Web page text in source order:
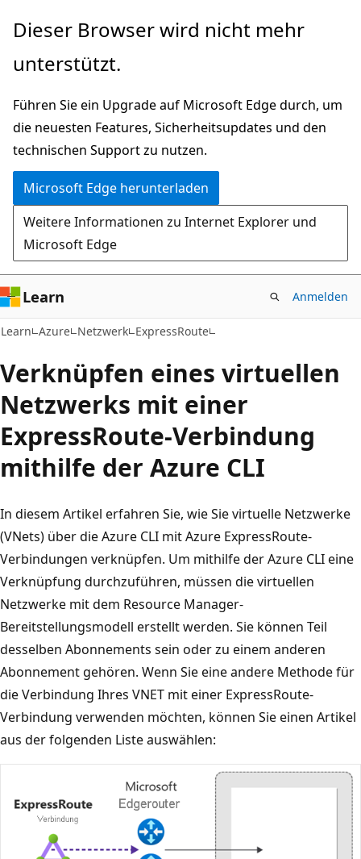
Zu
wechseln
Dieser Browser wird nicht mehr
unterstützt.
Führen Sie ein Upgrade auf Microsoft Edge durch, um
die neuesten Features, Sicherheitsupdates und den
technischen Support zu nutzen.
Microsoft Edge herunterladen
Weitere Informationen zu Internet Explorer und
Microsoft Edge
Learn Anmelden
Learn Azure Netzwerk ExpressRoute
Verknüpfen eines virtuellen
Netzwerks mit einer
ExpressRoute-Verbindung
mithilfe der Azure CLI
In diesem Artikel erfahren Sie, wie Sie virtuelle Netzwerke
(VNets) über die Azure CLI mit Azure ExpressRoute-
Verbindungen verknüpfen. Um mithilfe der Azure CLI eine
Verknüpfung durchzuführen, müssen die virtuellen
Netzwerke mit dem Resource Manager-
Bereitstellungsmodell erstellt werden. Sie können Teil
desselben Abonnements sein oder zu einem anderen
Abonnement gehören. Wenn Sie eine andere Methode für
die Verbindung Ihres VNET mit einer ExpressRoute-
Verbindung verwenden möchten, können Sie einen Artikel
aus der folgenden Liste auswählen: